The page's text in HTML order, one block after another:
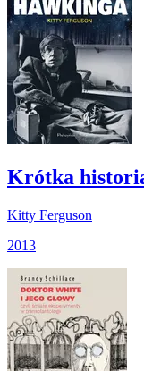
Krótka
Kitty Ferguson
2013